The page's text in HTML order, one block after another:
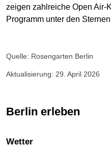
zeigen zahlreiche Open Air-
Programm unter den
Quelle: Rosengarten Berlin
Aktualisierung: 29. April 2026
Berlin erleben
Wetter